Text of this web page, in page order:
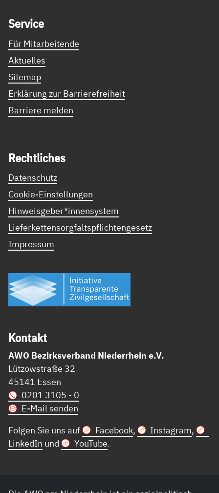
Ser­vice
Für Mitarbeitende
Aktuelles
Sitemap
Erklärung zur Barrierefreiheit
Barriere melden
Recht­li­ches
Datenschutz
Cookie-Einstellungen
Hinweisgeber*innensystem
Lieferkettensorgfaltspflichtengesetz
Impressum
Kon­takt
AWO Bezirksverband Niederrhein e.V.
Lützowstraße 32
45141 Essen
0201 3105 - 0
E-Mail senden
Folgen Sie uns auf
Facebook, Instagram,
LinkedIn und YouTube.